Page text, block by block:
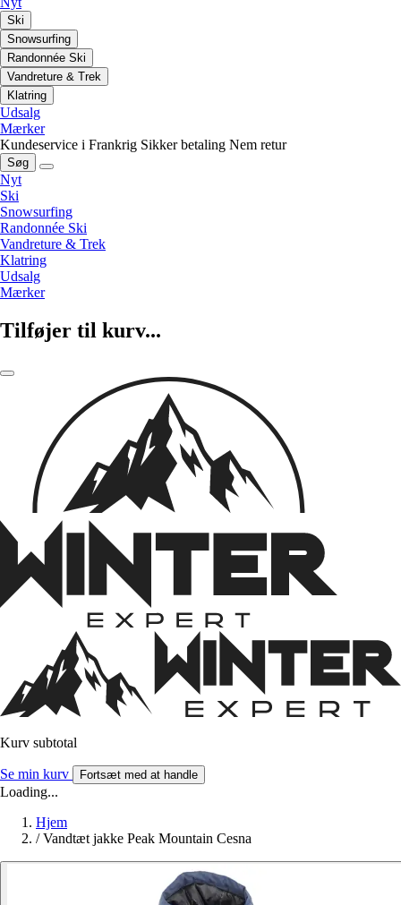
Ski
Snowsurfing
Randonnée Ski
Vandreture & Trek
Klatring
Udsalg
Mærker
Kundeservice i Frankrig Sikker betaling Nem retur
Søg
Nyt
Ski
Snowsurfing
Randonnée Ski
Vandreture & Trek
Klatring
Udsalg
Mærker
Tilføjer til kurv...
Kurv subtotal
Se min kurv Fortsæt med at handle
Loading...
Hjem
/ Vandtæt jakke Peak Mountain Cesna